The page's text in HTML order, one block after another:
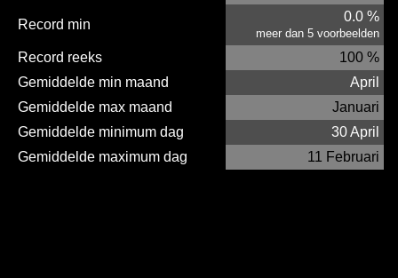
Record min
0.0 %
meer dan 5 voorbeelden
Record reeks
100 %
Gemiddelde min maand
April
Gemiddelde max maand
Januari
Gemiddelde minimum dag
30 April
Gemiddelde maximum dag
11 Februari